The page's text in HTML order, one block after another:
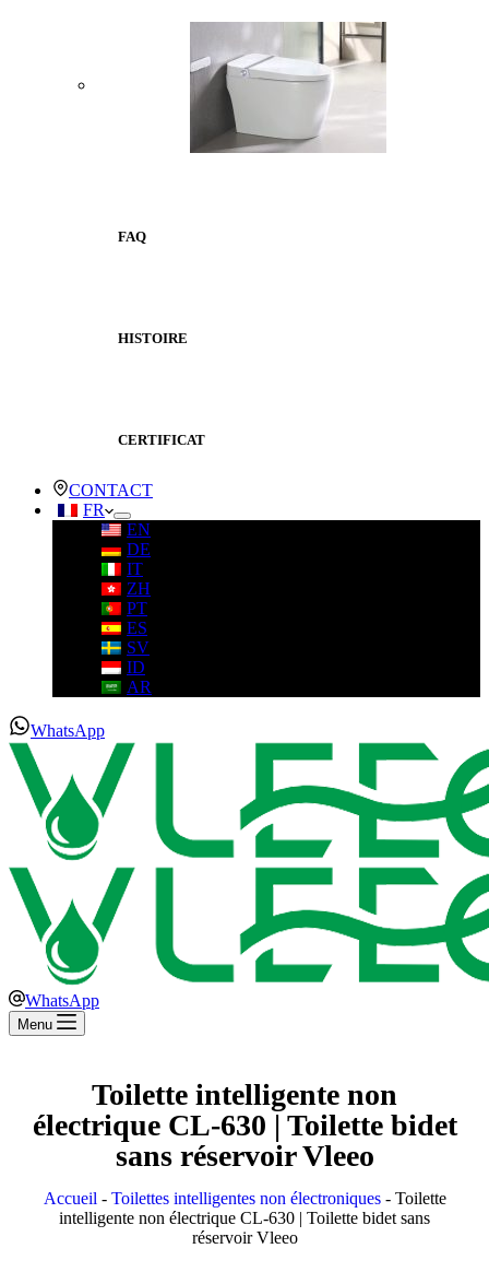
FAQ
HISTOIRE
CERTIFICAT
CONTACT
FR
EN
DE
IT
ZH
PT
ES
SV
ID
AR
WhatsApp
WhatsApp
Menu
Toilette intelligente non
électrique CL-630 | Toilette bidet
sans réservoir Vleeo
Accueil - Toilettes intelligentes non électroniques- Toilette
intelligente non électrique CL-630 | Toilette bidet sans
réservoir Vleeo